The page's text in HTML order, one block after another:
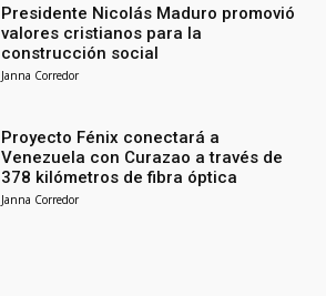
Presidente Nicolás Maduro promovió
valores cristianos para la
construcción social
Janna Corredor
Proyecto Fénix conectará a
Venezuela con Curazao a través de
378 kilómetros de fibra óptica
Janna Corredor